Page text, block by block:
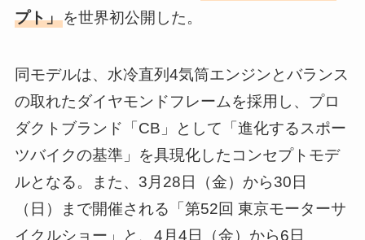
プト」を世界初公開した。
同モデルは、水冷直列4気筒エンジンとバランス
の取れたダイヤモンドフレームを採用し、プロ
ダクトブランド「CB」として「進化するスポー
ツバイクの基準」を具現化したコンセプトモデ
ルとなる。また、3月28日（金）から30日
（日）まで開催される「第52回 東京モーターサ
イクルショー」と、4月4日（金）から6日